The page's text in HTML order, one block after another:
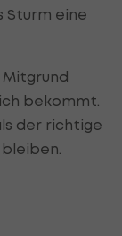
Sturm eine
Mitgrund
bekommt.
der richtige